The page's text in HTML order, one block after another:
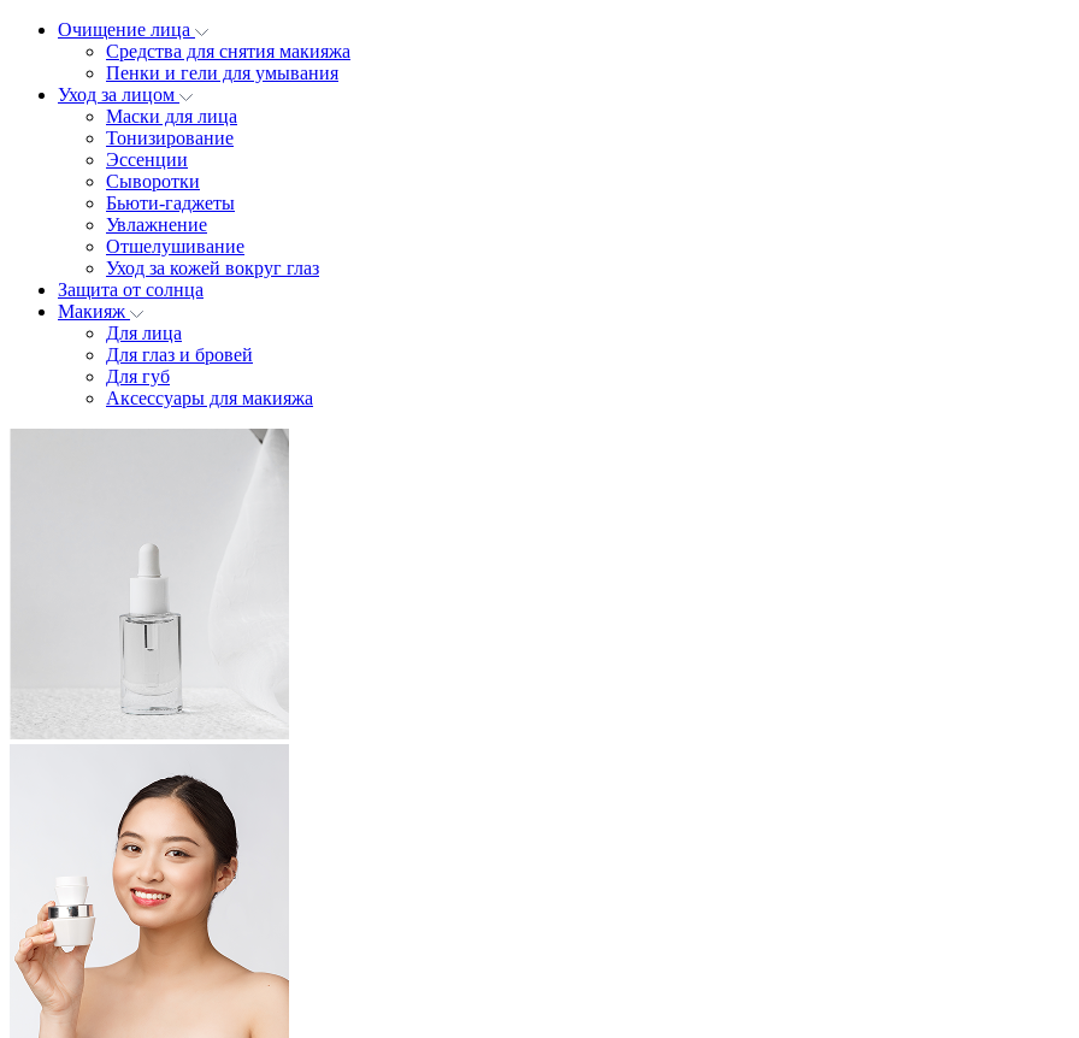
Очищение лица
Средства для снятия макияжа
Пенки и гели для умывания
Уход за лицом
Маски для лица
Тонизирование
Эссенции
Сыворотки
Бьюти-гаджеты
Увлажнение
Отшелушивание
Уход за кожей вокруг глаз
Защита от солнца
Макияж
Для лица
Для глаз и бровей
Для губ
Аксессуары для макияжа